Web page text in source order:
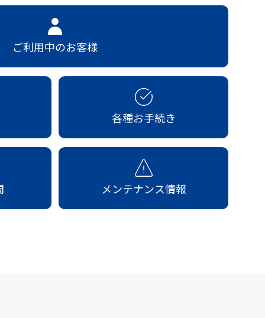
ご利用中のお客様
各種お手続き
メンテナンス情報